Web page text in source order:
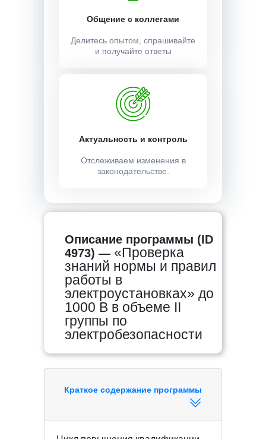
Общение с коллегами
Делитесь опытом, спрашивайте
и получайте ответы
Актуальность и контроль
Отслеживаем изменения в
законодательстве.
Описание программы (ID
4973) — «Проверка
знаний нормы и правил
работы в
электроустановках» до
1000 В в объеме II
группы по
электробезопасности
Краткое содержание программы